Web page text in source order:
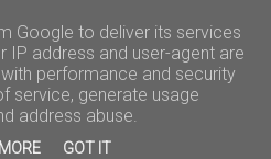
Google to deliver its services
IP address and user-agent are
performance and security
service, generate usage
address abuse.
GOT IT